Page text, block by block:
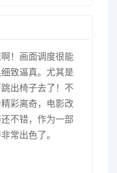
！画面调度很能
致逼真。尤其是
出椅子去了！不
彩离奇，电影改
不错，作为一部
常出色了。